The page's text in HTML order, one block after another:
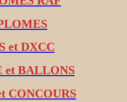
et DXCC
et BALLONS
CONCOURS